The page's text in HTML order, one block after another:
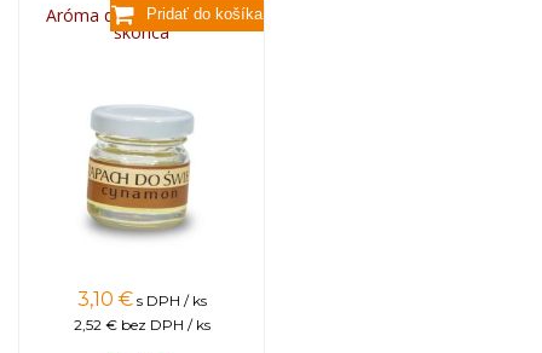
Aróma do sviečok, 25g -
škorica
3,10 € s DPH / ks
2,52 € bez DPH / ks